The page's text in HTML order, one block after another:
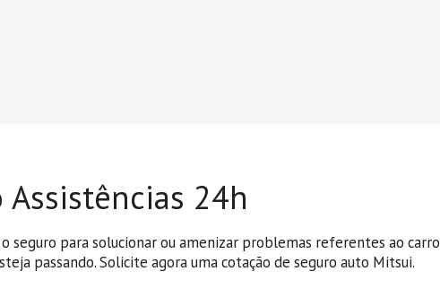
24h
seguro para solucionar ou amenizar problemas referentes ao
passando. Solicite agora uma cotação de seguro auto Mitsui.